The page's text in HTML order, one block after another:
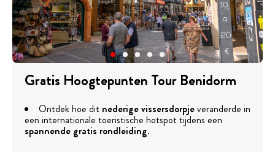
Gratis Hoogtepunten Tour Benidorm
Ontdek hoe dit nederige vissersdorpjeveranderde in
een internationale toeristische hotspot tijdens een
spannende gratis rondleiding.